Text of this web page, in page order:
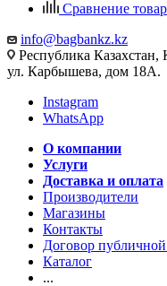
Сравнение
info@bagbankz.kz
Республика Казахстан,
ул. Карбышева, дом 18А.
Instagram
WhatsApp
О компании
Услуги
Доставка и оплата
Производители
Магазины
Контакты
Договор
Каталог
...